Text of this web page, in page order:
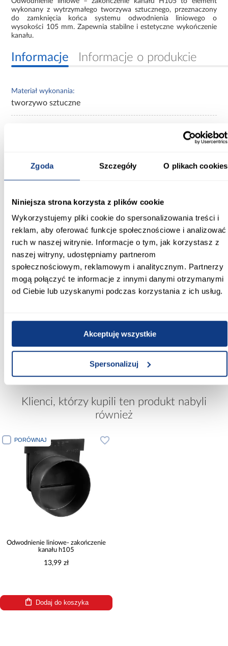
Zgoda Szczegóły O plikach cookies
Niniejsza strona korzysta z plików cookie
Wykorzystujemy pliki cookie do spersonalizowania treści i
reklam, aby oferować funkcje społecznościowe i analizować
ruch w naszej witrynie. Informacje o tym, jak korzystasz z
naszej witryny, udostępniamy partnerom
społecznościowym, reklamowym i analitycznym. Partnerzy
mogą połączyć te informacje z innymi danymi otrzymanymi
od Ciebie lub uzyskanymi podczas korzystania z ich usług.
Akceptuję wszystkie
Spersonalizuj
wykonany z wytrzymałego tworzywa sztucznego, przeznaczony
do zamknięcia końca systemu odwodnienia liniowego o
wysokości 105 mm. Zapewnia stabilne i estetyczne wykończenie
kanału.
Informacje Informacje o produkcie
Materiał wykonania:
tworzywo sztuczne
Inni Klienci sprawdzali również
Kamień Betonowy Avignon
Sahara
promocja
Black szary
71,10 zł
Klienci, którzy kupili ten produkt nabyli
również
PORÓWNAJ
Odwodnienie liniowe- zakończenie
kanału h105
13,99 zł
Dodaj do koszyka